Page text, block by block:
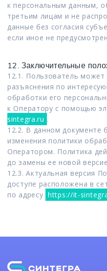
к персональным данным,
третьим лицам и не
данные без согласия
если иное не
12. Заключительные
12.1. Пользователь
разъяснения по
обработки его
к Оператору с помощью
sintegra.ru .
12.2. В данном документе
изменения политики
Оператором. Политика
до замены ее новой
12.3. Актуальная версия
доступе расположена в
по адресу https://it-